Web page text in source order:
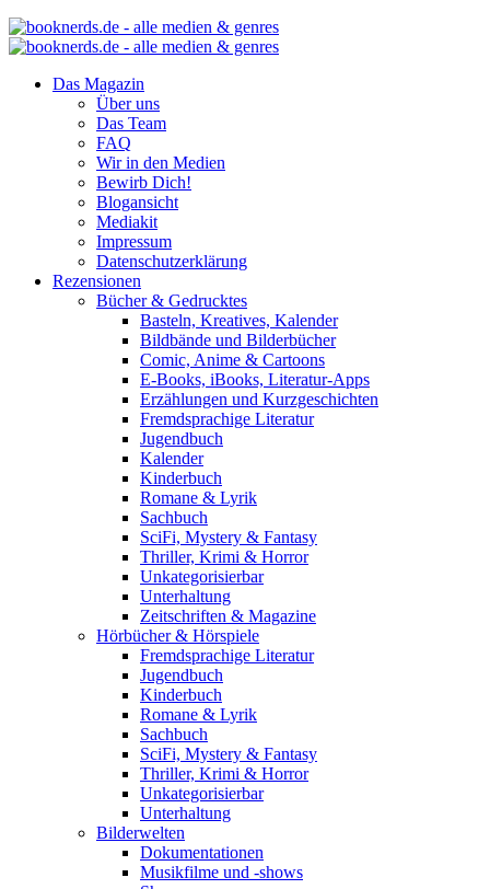
Das Magazin
Über uns
Das Team
FAQ
Wir in den Medien
Bewirb Dich!
Blogansicht
Mediakit
Impressum
Datenschutzerklärung
Rezensionen
Bücher & Gedrucktes
Basteln, Kreatives, Kalender
Bildbände und Bilderbücher
Comic, Anime & Cartoons
E-Books, iBooks, Literatur-Apps
Erzählungen und Kurzgeschichten
Fremdsprachige Literatur
Jugendbuch
Kalender
Kinderbuch
Romane & Lyrik
Sachbuch
SciFi, Mystery & Fantasy
Thriller, Krimi & Horror
Unkategorisierbar
Unterhaltung
Zeitschriften & Magazine
Hörbücher & Hörspiele
Fremdsprachige Literatur
Jugendbuch
Kinderbuch
Romane & Lyrik
Sachbuch
SciFi, Mystery & Fantasy
Thriller, Krimi & Horror
Unkategorisierbar
Unterhaltung
Bilderwelten
Dokumentationen
Musikfilme und -shows